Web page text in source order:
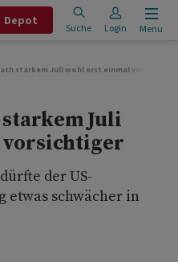
Depot
Suche Login Menu
starkem Juli wohl erst einmal
Juli
vorsichtiger
der US-
etwas schwächer in